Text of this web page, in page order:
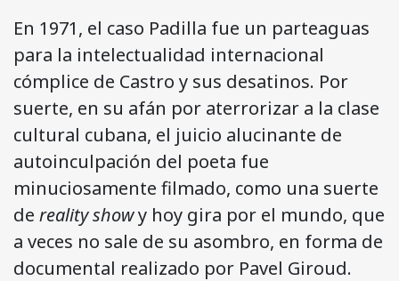
En 1971, el caso Padilla fue un parteaguas
para la intelectualidad internacional
cómplice de Castro y sus desatinos. Por
suerte, en su afán por aterrorizar a la clase
cultural cubana, el juicio alucinante de
autoinculpación del poeta fue
minuciosamente filmado, como una suerte
de reality showy hoy gira por el mundo, que
a veces no sale de su asombro, en forma de
documental realizado por Pavel Giroud.